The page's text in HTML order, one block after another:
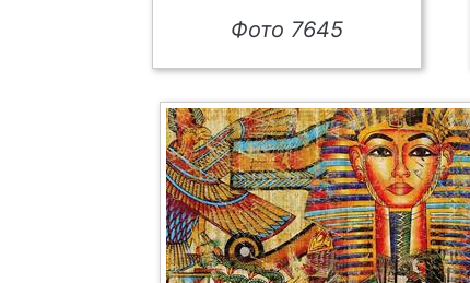
Фото 7645